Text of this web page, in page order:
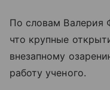
По словам Валерия
что крупные
внезапному
работу ученого.